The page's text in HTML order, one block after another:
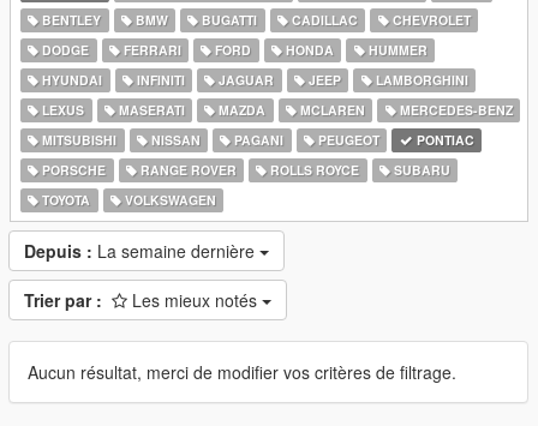
BENTLEY
BMW BUGATTI CADILLAC
CHEVROLET
DODGE
FERRARI FORD HONDA
HUMMER
HYUNDAI
INFINITI JAGUAR JEEP
LAMBORGHINI
LEXUS
MASERATI MAZDA MCLAREN
MERCEDES-BENZ
MITSUBISHI
NISSAN PAGANI PEUGEOT
PONTIAC
PORSCHE
RANGE ROVER ROLLS ROYCE
SUBARU
TOYOTA
VOLKSWAGEN
Depuis : La semaine dernière
Trier par : Les mieux notés
Aucun résultat, merci de modifier vos critères de filtrage.